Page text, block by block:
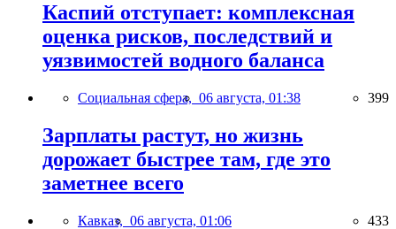
Каспий отступает: комплексная
оценка рисков, последствий и
уязвимостей водного баланса
Социальная сфера, 06 августа, 01:38 399
Зарплаты растут, но жизнь
дорожает быстрее там, где это
заметнее всего
Кавказ, 06 августа, 01:06 433